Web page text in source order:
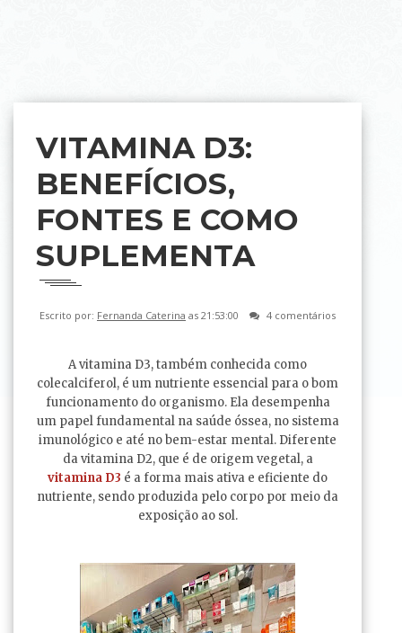
VITAMINA D3:
BENEFÍCIOS,
FONTES E COMO
SUPLEMENTA
Escrito por: Fernanda Caterina as 21:53:00 4 comentários
A vitamina D3, também conhecida como
colecalciferol, é um nutriente essencial para o bom
funcionamento do organismo. Ela desempenha
um papel fundamental na saúde óssea, no sistema
imunológico e até no bem-estar mental. Diferente
da vitamina D2, que é de origem vegetal, a
vitamina D3 é a forma mais ativa e eficiente do
nutriente, sendo produzida pelo corpo por meio da
exposição ao sol.